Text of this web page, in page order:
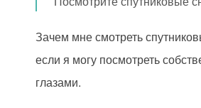
Зачем мне смотреть
если я могу посмотреть
глазами.